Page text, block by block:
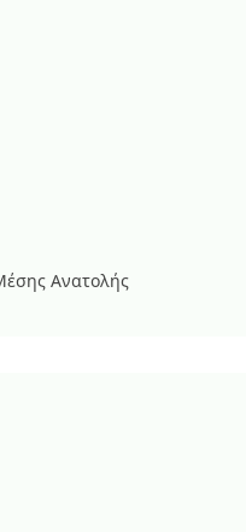
Ανατολής